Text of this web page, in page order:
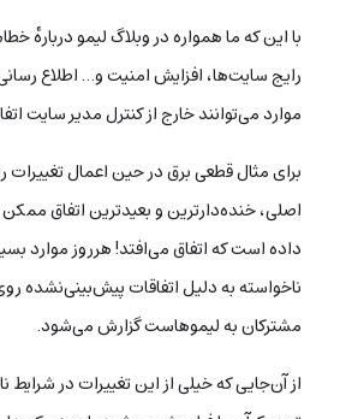
با این که ما همواره‌ در وبلاگ لیمو دربارهٔ
رایج سایت‌ها، افزایش امنیت و… اطلاع
موارد می‌توانند خارج از کنترل مدیر سایت
برای مثال قطعی برق در حین اعمال
اصلی، خنده‌دارترین و بعیدترین اتفاق
داده است که اتفاق می‌افتد! هرروز موارد
ناخواسته به دلیل اتفاقات پیش‌بینی‌نشده
مشترکان به لیموهاست گزارش می‌شود.
از آن‌جایی که خیلی از این تغییرات در شرایط